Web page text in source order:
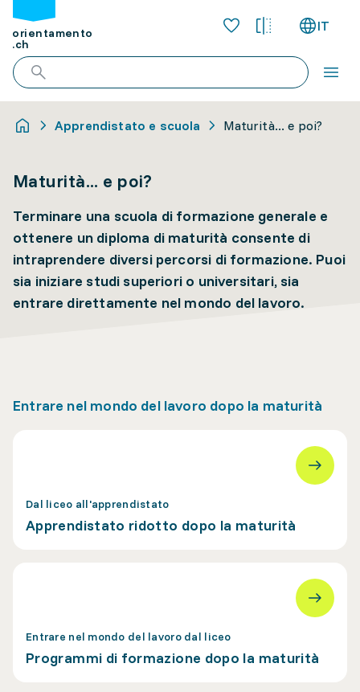
orientamento
.ch
IT
Apprendistato e scuola Maturità... e poi?
Maturità... e poi?
Terminare una scuola di formazione generale e
ottenere un diploma di maturità consente di
intraprendere diversi percorsi di formazione. Puoi
sia iniziare studi superiori o universitari, sia
entrare direttamente nel mondo del lavoro.
Entrare nel mondo del lavoro dopo la maturità
Dal liceo all'apprendistato
Apprendistato ridotto dopo la maturità
Entrare nel mondo del lavoro dal liceo
Programmi di formazione dopo la maturità